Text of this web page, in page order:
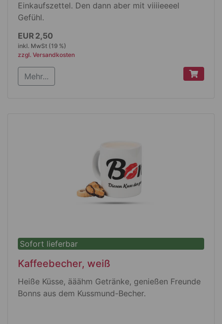
Einkaufszettel. Den dann aber mit viiiieeeel
Gefühl.
mit Drehmechanik, matt schwarz mit
silberfarbener glänzender Spitze und
auswechselbarer blau schreibender Budget-
Großraummine
EUR 2,50
inkl. MwSt (19 %)
zzgl. Versandkosten
Mehr...
Sofort lieferbar
Kaffeebecher, weiß
Heiße Küsse, ääähm Getränke, genießen Freunde
Bonns aus dem Kussmund-Becher.